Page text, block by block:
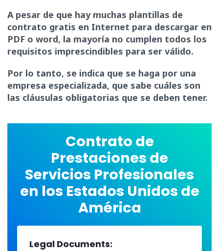
A pesar de que hay muchas plantillas de
contrato gratis en Internet para descargar en
PDF o word, la mayoría no cumplen todos los
requisitos imprescindibles para ser válido.
Por lo tanto, se indica que se haga por una
empresa especializada, que sabe cuáles son
las cláusulas obligatorias que se deben tener.
Contrato de
Prestaciones de
Servicios Profesionales
en los Estados Unidos de
América
Legal Documents: